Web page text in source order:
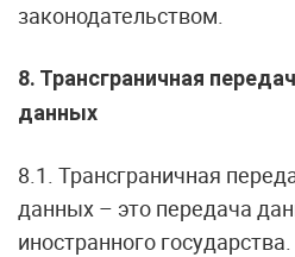
законодательством.
8. Трансграничная
данных
8.1. Трансграничная
данных – это передача
иностранного государства.